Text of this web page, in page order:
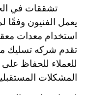
تشققات في
يعمل الفنيون وفقًا
استخدام معدات
تقدم شركه تسليك
للعملاء للحفاظ
المشكلات